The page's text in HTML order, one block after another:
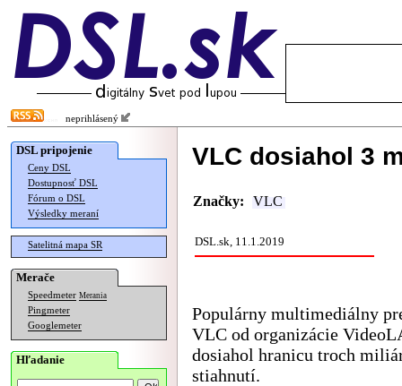
neprihlásený
DSL pripojenie
Ceny DSL
Dostupnosť DSL
Fórum o DSL
Výsledky meraní
Satelitná mapa SR
Merače
Speedmeter Merania
Pingmeter
Googlemeter
Hľadanie
VLC dosiahol 3
Značky: VLC
DSL.sk, 11.1.2019
Populárny multimediálny
VLC od organizácie
dosiahol hranicu troch
stiahnutí.